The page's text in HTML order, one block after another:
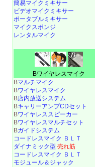
簡易マイクミキサー
ビデオマイクミキサー
ポータブルミキサー
マイクスポンジ
レンタルマイク
Bワイヤレスマイク
Bマルチマイク
Bワイヤレスマイク
B店内放送システム
BキャリーアンプCDセット
Bワイヤレススピーカー
Bワイヤレスマルチセット
Bガイドシステム
コードレスマイク ＢＬＴ
ダイナミック型 売れ筋
コードレスマイク ＢＬＴ
モジュール＆ジャック